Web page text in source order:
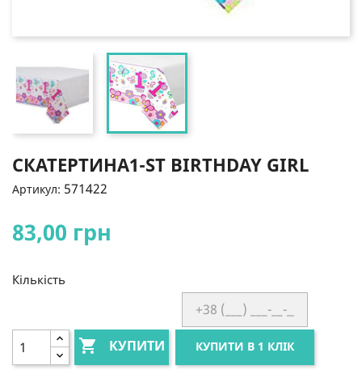
СКАТЕРТИНА1-ST BIRTHDAY GIRL
Артикул: 571422
83,00 грн
Кількість
 КУПИТИ КУПИТИ В 1 КЛІК